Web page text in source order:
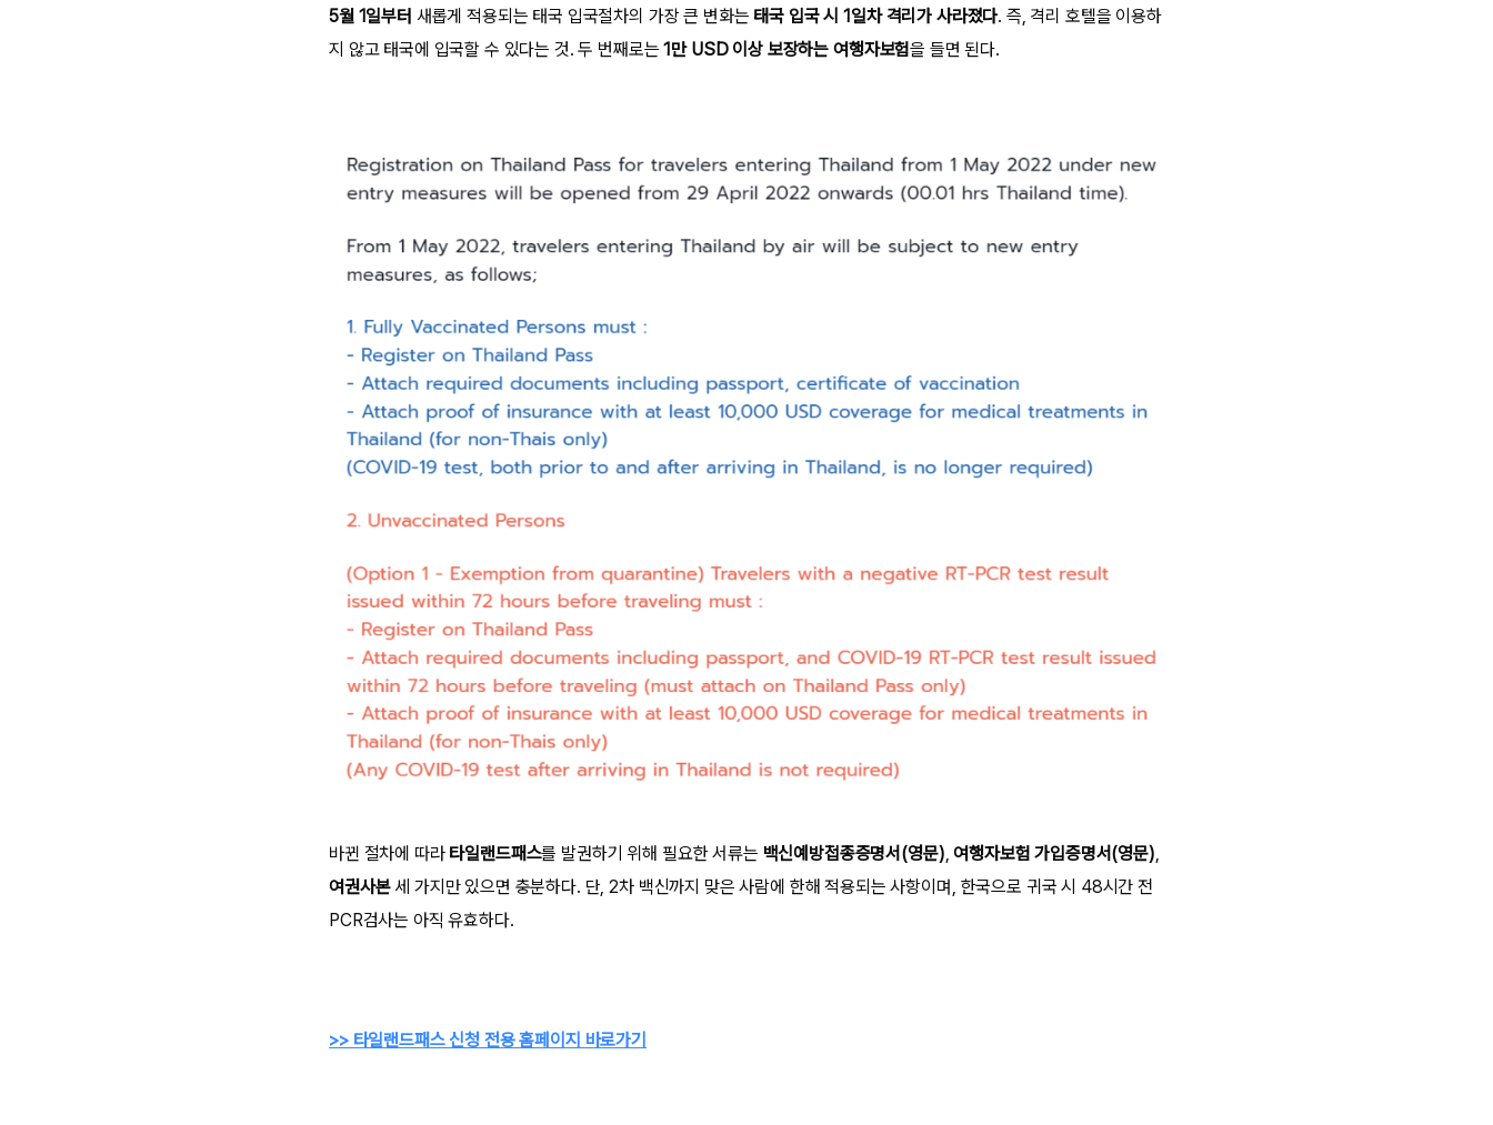
5월 1일부터 새롭게 적용되는 태국 입국절차의 가장 큰 변화는 태국 입국 시 1일차 격리가 사라졌다. 즉, 격리 호텔을 이용하
지 않고 태국에 입국할 수 있다는 것. 두 번째로는1만 USD 이상 보장하는 여행자보험을 들면 된다.
바뀐 절차에 따라 타일랜드패스를 발권하기 위해 필요한 서류는 백신예방접종증명서(영문),여행자보험 가입증명서(영문),
여권사본세 가지만 있으면 충분하다. 단, 2차 백신까지 맞은 사람에 한해 적용되는 사항이며, 한국으로 귀국 시 48시간 전
PCR검사는 아직 유효하다.
>> 타일랜드패스 신청 전용 홈페이지 바로가기